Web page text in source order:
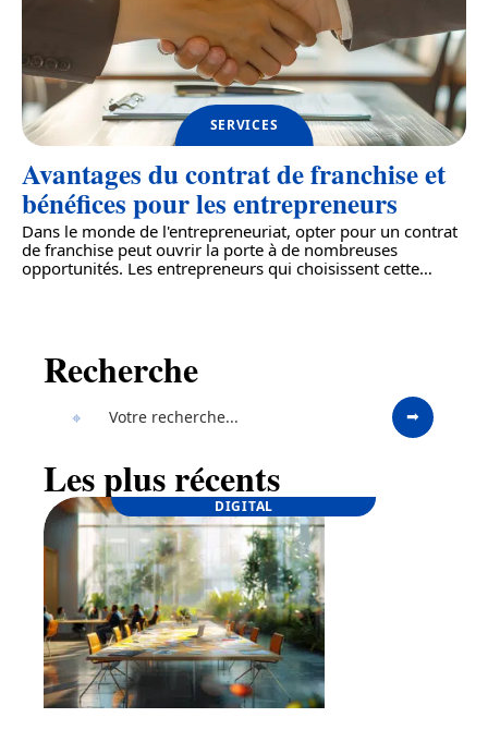
SERVICES
Avantages du contrat de franchise et
bénéfices pour les entrepreneurs
Dans le monde de l'entrepreneuriat, opter pour un contrat
de franchise peut ouvrir la porte à de nombreuses
opportunités. Les entrepreneurs qui choisissent cette…
Recherche
Les plus récents
DIGITAL